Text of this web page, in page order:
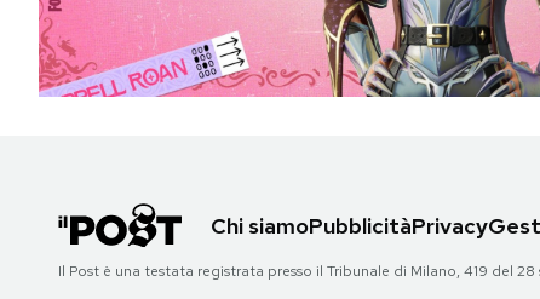
Chi siamoPubblicitàPrivacy
Il Post è una testata registrata presso il Tribunale di Milano, 419 del